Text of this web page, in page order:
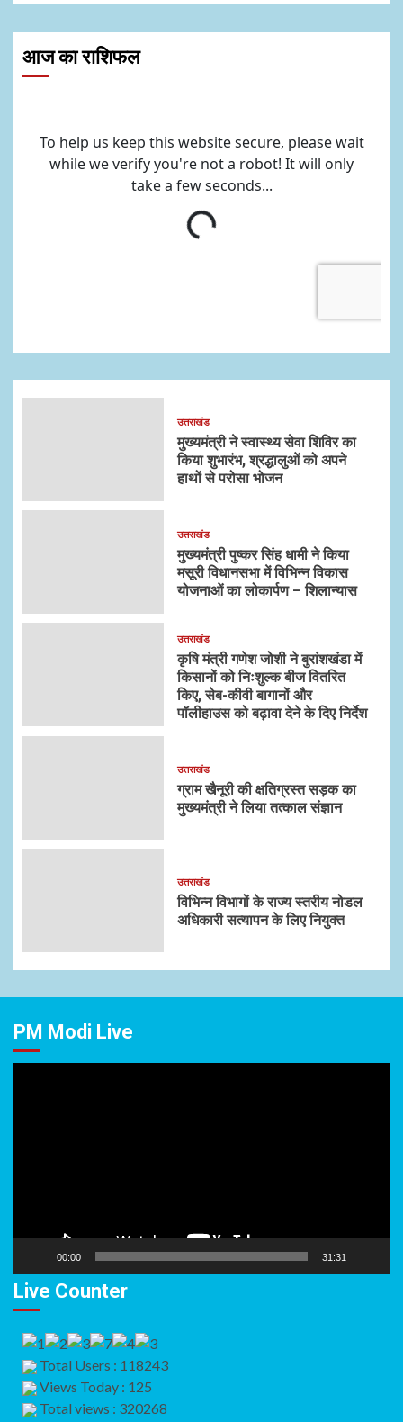
आज का राशिफल
उत्तराखंड
मुख्यमंत्री ने स्वास्थ्य सेवा शिविर का
किया शुभारंभ, श्रद्धालुओं को अपने
हाथों से परोसा भोजन
उत्तराखंड
मुख्यमंत्री पुष्कर सिंह धामी ने किया
मसूरी विधानसभा में विभिन्न विकास
योजनाओं का लोकार्पण – शिलान्यास
उत्तराखंड
कृषि मंत्री गणेश जोशी ने बुरांशखंडा में
किसानों को निःशुल्क बीज वितरित
किए, सेब-कीवी बागानों और
पॉलीहाउस को बढ़ावा देने के दिए निर्देश
उत्तराखंड
ग्राम खैनूरी की क्षतिग्रस्त सड़क का
मुख्यमंत्री ने लिया तत्काल संज्ञान
उत्तराखंड
विभिन्न विभागों के राज्य स्तरीय नोडल
अधिकारी सत्यापन के लिए नियुक्त
PM Modi Live
00:00 31:31
Live Counter
Total Users : 118243
Views Today : 125
Total views : 320268